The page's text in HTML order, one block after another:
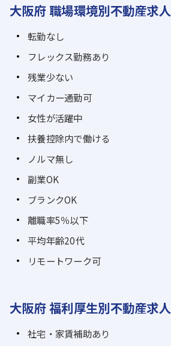
大阪府 職場環境別不動産求人
転勤なし
フレックス勤務あり
残業少ない
マイカー通勤可
女性が活躍中
扶養控除内で働ける
ノルマ無し
副業OK
ブランクOK
離職率5％以下
平均年齢20代
リモートワーク可
大阪府 福利厚生別不動産求人
社宅・家賃補助あり